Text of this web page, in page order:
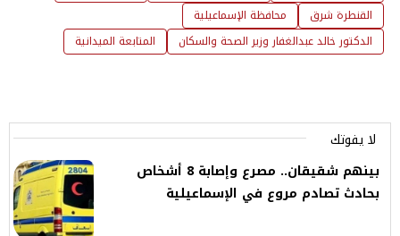
القنطرة شرق
محافظة الإسماعيلية
الدكتور خالد عبدالغفار وزير الصحة والسكان
المتابعة الميدانية
لا يفوتك
بينهم شقيقان.. مصرع وإصابة 8 أشخاص
بحادث تصادم مروع في الإسماعيلية